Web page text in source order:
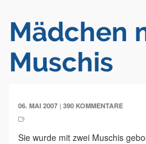
Mädchen
Muschis
06. MAI 2007 | 390 KOMMENTARE
Sie wurde mit zwei Muschis